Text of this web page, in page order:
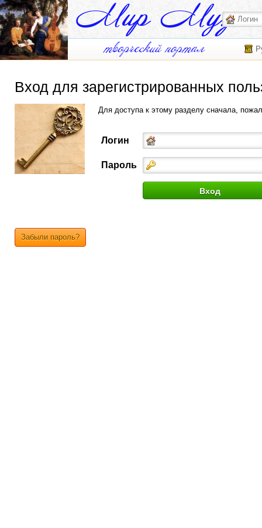
Вход для зарегистрированных
Для доступа к этому разделу сначала,
Логин
Пароль
Забыли пароль?